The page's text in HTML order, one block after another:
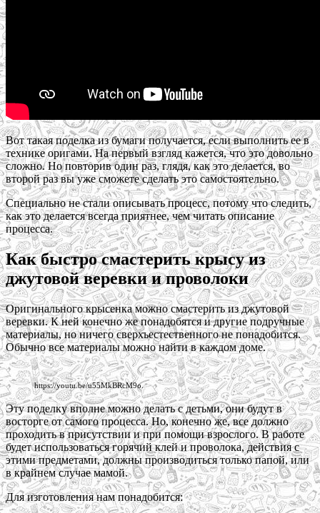
Вот такая поделка из бумаги получается, если выполнить ее в
технике оригами. На первый взгляд кажется, что это довольно
сложно. Но повторив один раз, глядя, как это делается, во
второй раз вы уже сможете сделать это самостоятельно.
Специально не стали описывать процесс, потому что следить,
как это делается всегда приятнее, чем читать описание
процесса.
Как быстро смастерить крысу из
джутовой веревки и проволоки
Оригинального крысенка можно смастерить из джутовой
веревки. К ней конечно же понадобятся и другие подручные
материалы, но ничего сверхъестественного не понадобится.
Обычно все материалы можно найти в каждом доме.
https://youtu.be/u55MkBRcM9o.
Эту поделку вполне можно делать с детьми, они будут в
восторге от самого процесса. Но, конечно же, все должно
проходить в присутствии и при помощи взрослого. В работе
будет использоваться горячий клей и проволока, действия с
этими предметами, должны производиться только папой, или
в крайнем случае мамой.
Для изготовления нам понадобится: